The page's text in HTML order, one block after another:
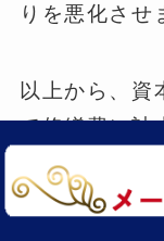
りを悪化させ
以上から、資
て修繕費に計
ます。この
は「形式基準